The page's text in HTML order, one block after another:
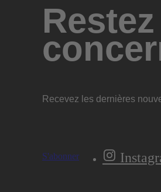
Recevez les dernières
S'abonner